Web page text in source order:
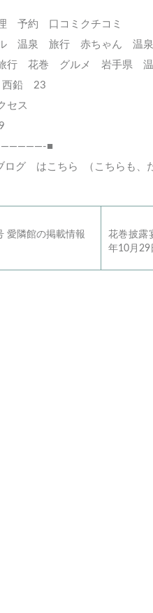
予約
口コミクチコミ
ル 温泉 旅行 赤ちゃん 温
行 花巻 グルメ 岩手県 温
鉛 23
セス
■
ログ はこちら （こちらも、
愛隣館の掲載情報
花巻披露
年10月29